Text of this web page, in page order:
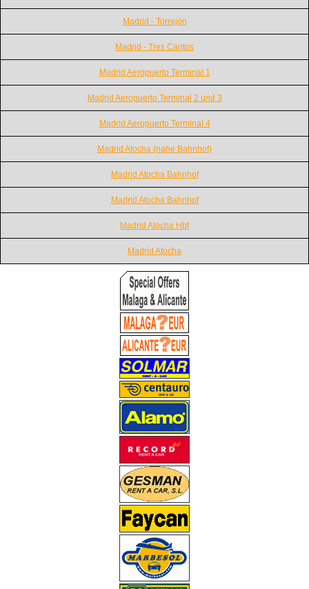
Madrid - Torrejón
Madrid - Tres Cantos
Madrid Aeropuerto Terminal 1
Madrid Aeropuerto Terminal 2 und 3
Madrid Aeropuerto Terminal 4
Madrid Atocha (nahe Bahnhof)
Madrid Atocha Bahnhof
Madrid Atocha Bahnhof
Madrid Atocha Hbf
Madrid Atocha